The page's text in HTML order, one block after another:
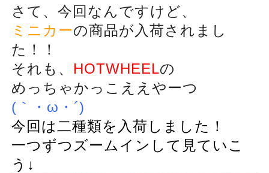
さて、今回なんですけど、
ミニカーの商品が入荷されまし
た！！
それも、 HOTWHEELの
めっちゃかっこええやーつ
(｀・ω・´)
今回は二種類を入荷しました！
一つずつズームインして見ていこ
う↓